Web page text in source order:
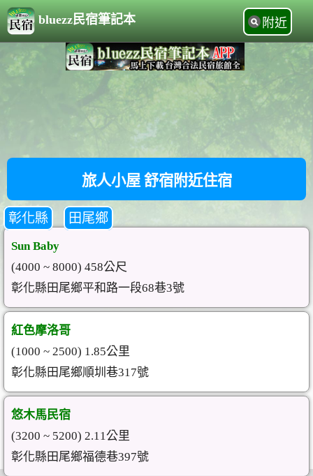
bluezz民宿筆記本 附近
旅人小屋 舒宿附近住宿
彰化縣 田尾鄉
Sun Baby
(4000 ~ 8000) 458公尺
彰化縣田尾鄉平和路一段68巷3號
紅色摩洛哥
(1000 ~ 2500) 1.85公里
彰化縣田尾鄉順圳巷317號
悠木馬民宿
(3200 ~ 5200) 2.11公里
彰化縣田尾鄉福德巷397號